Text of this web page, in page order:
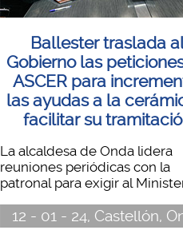
Ballester traslada
Gobierno las
ASCER para
las ayudas a la
facilitar su
La alcaldesa de Onda lidera
reuniones periódicas con la
patronal para exigir al
12 - 01 - 24, Castellón,